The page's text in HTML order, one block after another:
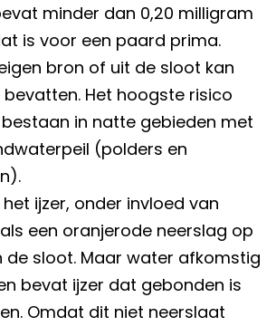
minder dan 0,20 milligram
is voor een paard prima.
bron of uit de sloot kan
bevatten. Het hoogste risico
in natte gebieden met
(polders en
ijzer, onder invloed van
een oranjerode neerslag op
de sloot. Maar water afkomstig
bevat ijzer dat gebonden is
Omdat dit niet neerslaat